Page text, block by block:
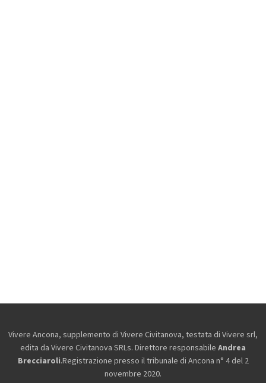
Vivere Ancona, supplemento di Vivere Civitanova, testata di Vivere srl,
edita da Vivere Civitanova SRLs. Direttore responsabile Andrea
Brecciaroli.Registrazione presso il tribunale di Ancona n° 4 del 2
novembre 2020.